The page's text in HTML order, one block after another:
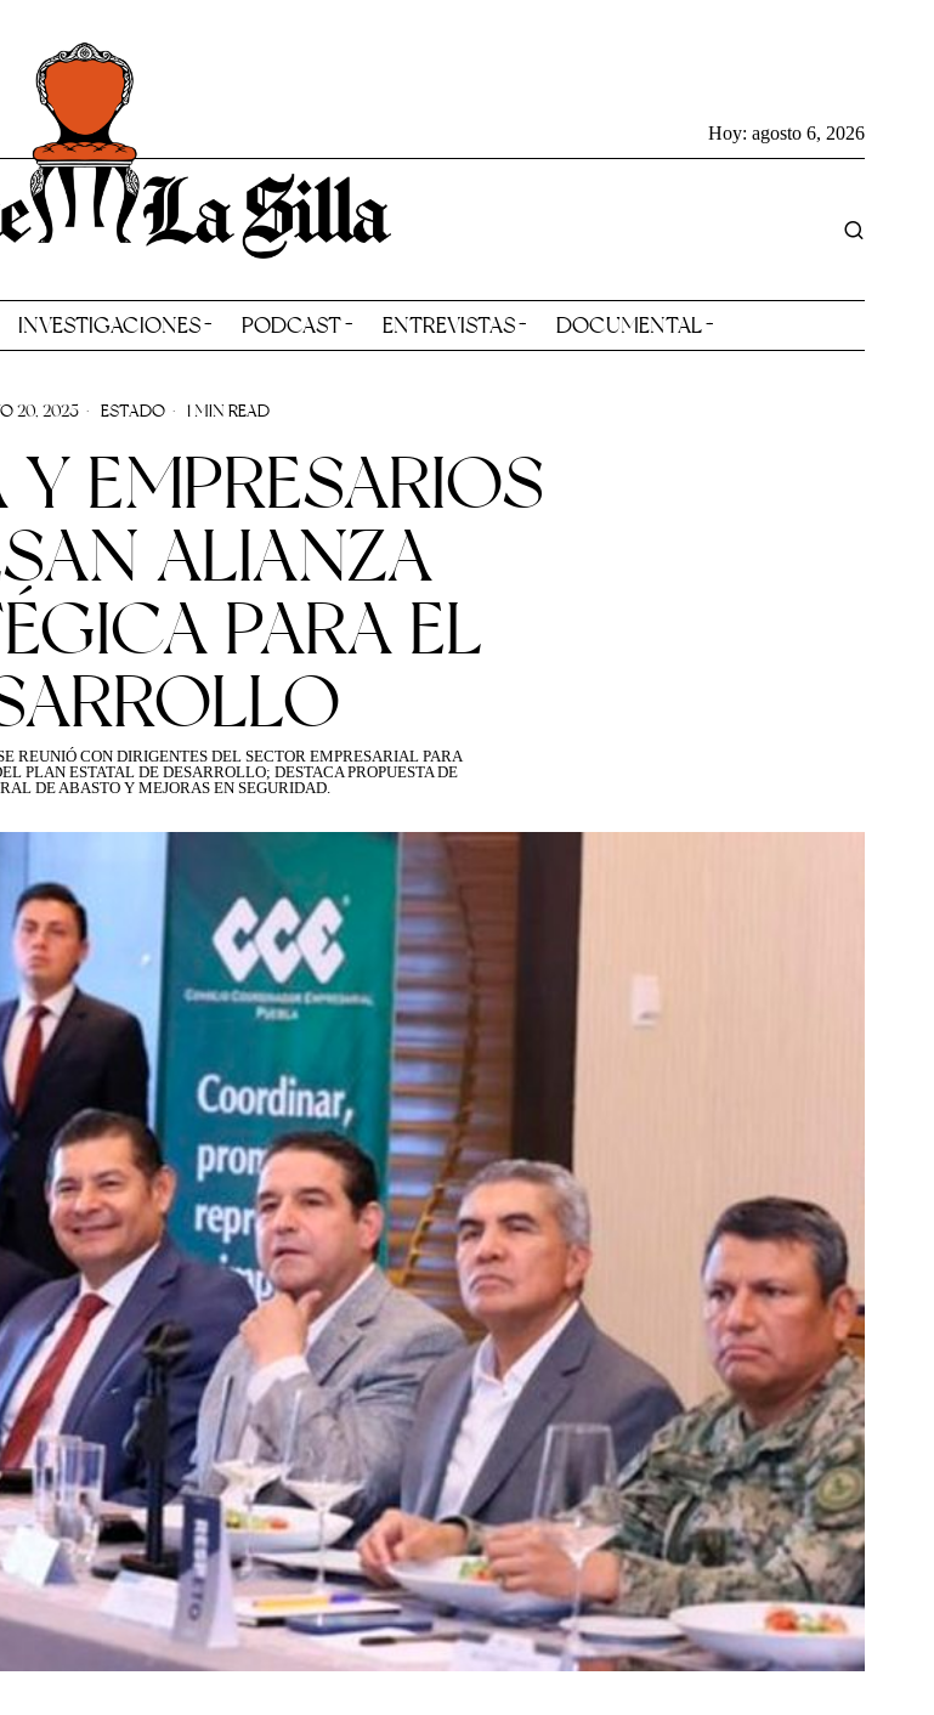
Hoy: agosto 6, 2026
INVESTIGACIONES PODCAST ENTREVISTAS DOCUMENTAL
20, 2025 ESTADO 1 MIN READ
EMPRESARIOS
ALIANZA
PARA EL
REUNIÓ CON DIRIGENTES DEL SECTOR EMPRESARIAL PARA
PLAN ESTATAL DE DESARROLLO; DESTACA PROPUESTA DE
DE ABASTO Y MEJORAS EN SEGURIDAD.